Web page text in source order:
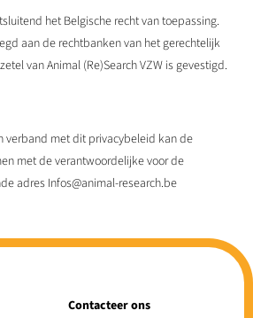
het Belgische recht van toepassing.
aan de rechtbanken van het gerechtelijk
van Animal (Re)Search VZW is gevestigd.
verband met dit privacybeleid kan de
met de verantwoordelijke voor de
adres Infos@animal-research.be
Contacteer ons